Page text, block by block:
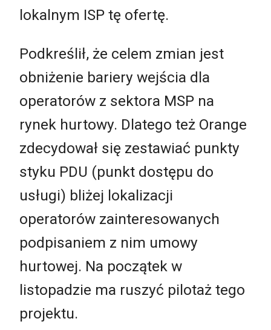
lokalnym ISP tę ofertę.
Podkreślił, że celem zmian jest
obniżenie bariery wejścia dla
operatorów z sektora MSP na
rynek hurtowy. Dlatego też Orange
zdecydował się zestawiać punkty
styku PDU (punkt dostępu do
usługi) bliżej lokalizacji
operatorów zainteresowanych
podpisaniem z nim umowy
hurtowej. Na początek w
listopadzie ma ruszyć pilotaż tego
projektu.